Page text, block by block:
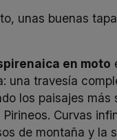
unas buenas
en moto
una travesía
los paisajes más
Curvas
de montaña y la